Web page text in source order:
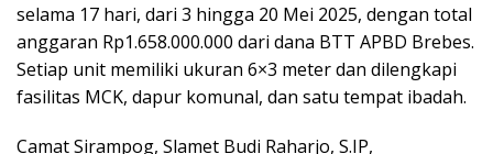
selama 17 hari, dari 3 hingga 20 Mei 2025, dengan total
anggaran Rp1.658.000.000 dari dana BTT APBD Brebes.
Setiap unit memiliki ukuran 6×3 meter dan dilengkapi
fasilitas MCK, dapur komunal, dan satu tempat ibadah.
Camat Sirampog, Slamet Budi Raharjo, S.IP,